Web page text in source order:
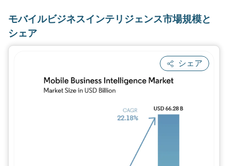
モバイルビジネスインテリジェンス市場規模と
シェア
シェア